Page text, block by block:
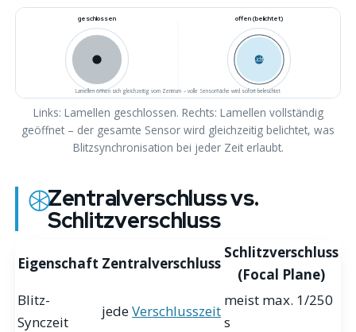
geschlossen offen (belichtet)
Licht
Lamellen öffnen sich gleichzeitig vom Zentrum – volle Sensorfläche wird sofort beleuchtet
Links: Lamellen geschlossen. Rechts: Lamellen vollständig
geöffnet – der gesamte Sensor wird gleichzeitig belichtet, was
Blitzsynchronisation bei jeder Zeit erlaubt.
Zentralverschluss vs.
Schlitzverschluss
Eigenschaft Zentralverschluss
Schlitzverschluss
(Focal Plane)
Blitz-
Synczeit
jedeVerschlusszeit
meist max. 1/250
s